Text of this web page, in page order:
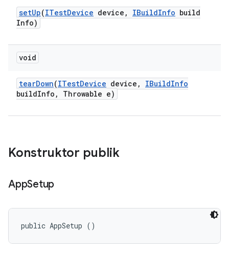
setUp(ITestDevice device , IBuildInfo build
Info)
void
tearDown(ITestDevice device , IBuildInfo
buildInfo , Throwable e)
Konstruktor publik
AppSetup
public AppSetup ()